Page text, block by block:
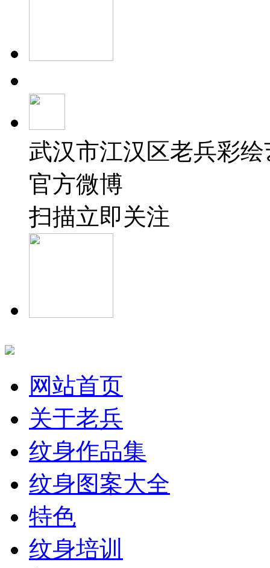
武汉市江汉区老兵彩
官方微博
扫描立即关注
网站首页
关于老兵
纹身作品集
纹身图案大全
特色
纹身培训